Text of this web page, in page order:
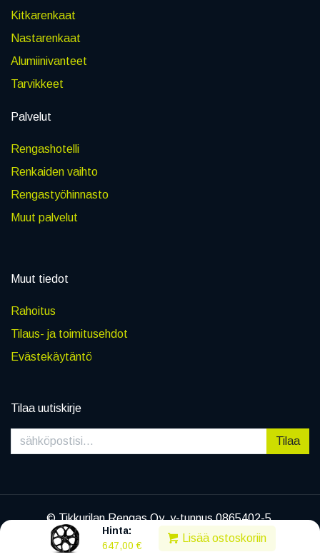
Hinta:
647,00 €
Lisää ostoskoriin
Kitkarenkaat
Nastarenkaat
Alumiinivanteet
Tarvikkeet
Palvelut
Rengashotelli
Renkaiden vaihto
Rengastyöhinnasto
Muut palvelut
Muut tiedot
Rahoitus
Tilaus- ja toimitusehdot
Evästekäytäntö
Tilaa uutiskirje
Tilaa
© Tikkurilan Rengas Oy, y-tunnus 0865402-5
|Tietosuojaseloste